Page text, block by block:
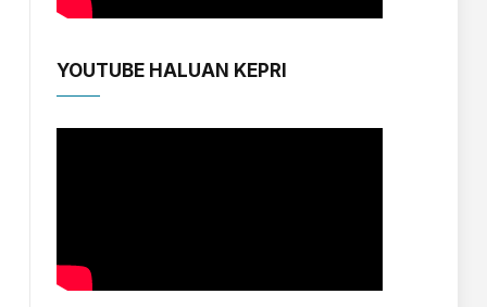
YOUTUBE HALUAN KEPRI